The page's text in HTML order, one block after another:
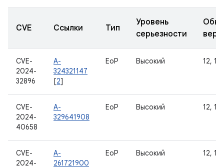
CVE Ссылки Тип
Уровень
серьезности
CVE-
2024-
32896
A-
324321147
[2]
EoP Высокий 12,
CVE-
2024-
40658
A-
329641908
EoP Высокий 12,
CVE-
2024-
A-
261721900
EoP Высокий 12,